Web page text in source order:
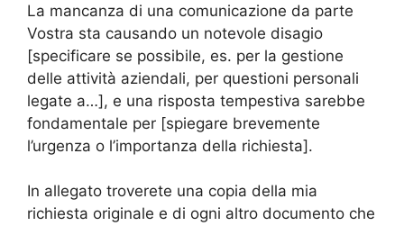
La mancanza di una comunicazione da parte
Vostra sta causando un notevole disagio
[specificare se possibile, es. per la gestione
delle attività aziendali, per questioni personali
legate a…], e una risposta tempestiva sarebbe
fondamentale per [spiegare brevemente
l’urgenza o l’importanza della richiesta].
In allegato troverete una copia della mia
richiesta originale e di ogni altro documento che